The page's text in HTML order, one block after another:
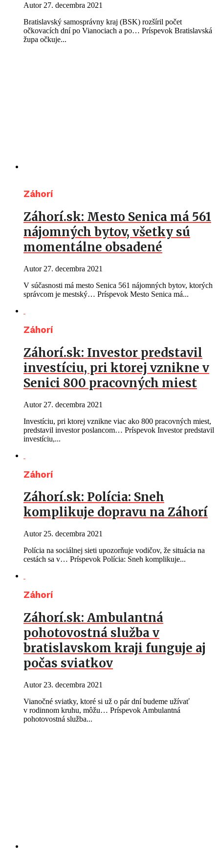
Autor 27. decembra 2021
Bratislavský samosprávny kraj (BSK) rozšíril počet
očkovacích dní po Vianociach a po… Príspevok Bratislavská
župa očkuje...
Záhorí
Záhorí.sk: Mesto Senica má 561
nájomných bytov, všetky sú
momentálne obsadené
Autor 27. decembra 2021
V súčasnosti má mesto Senica 561 nájomných bytov, ktorých
správcom je mestský… Príspevok Mesto Senica má...
Záhorí
Záhorí.sk: Investor predstavil
investíciu, pri ktorej vznikne v
Senici 800 pracovných miest
Autor 27. decembra 2021
Investíciu, pri ktorej vznikne viac ako 800 pracovných miest,
predstavil investor poslancom… Príspevok Investor predstavil
investíciu,...
Záhorí
Záhorí.sk: Polícia: Sneh
komplikuje dopravu na Záhorí
Autor 25. decembra 2021
Polícia na sociálnej sieti upozorňuje vodičov, že situácia na
cestách sa v… Príspevok Polícia: Sneh komplikuje...
Záhorí
Záhorí.sk: Ambulantná
pohotovostná služba v
bratislavskom kraji funguje aj
počas sviatkov
Autor 23. decembra 2021
Vianočné sviatky, ktoré si už o pár dní budeme užívať
v rodinnom kruhu, môžu… Príspevok Ambulantná
pohotovostná služba...